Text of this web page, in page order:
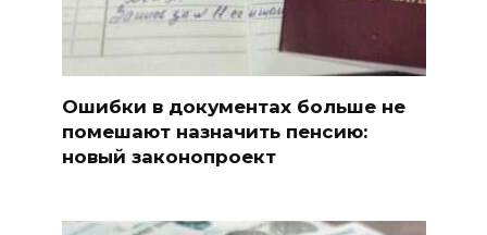
Ошибки в документах больше не
помешают назначить пенсию:
новый законопроект